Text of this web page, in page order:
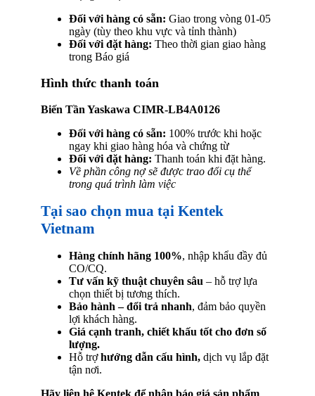
Đối với hàng có sẵn: Giao trong vòng 01-05
ngày (tùy theo khu vực và tỉnh thành)
Đối với đặt hàng: Theo thời gian giao hàng
trong Báo giá
Hình thức thanh toán
Biến Tần Yaskawa CIMR-LB4A0126
Đối với hàng có sẵn: 100% trước khi hoặc
ngay khi giao hàng hóa và chứng từ
Đối với đặt hàng: Thanh toán khi đặt hàng.
Về phần công nợ sẽ được trao đổi cụ thể
trong quá trình làm việc
Tại sao chọn mua tại Kentek
Vietnam
Hàng chính hãng 100%, nhập khẩu đầy đủ
CO/CQ.
Tư vấn kỹ thuật chuyên sâu – hỗ trợ lựa
chọn thiết bị tương thích.
Bảo hành – đổi trả nhanh, đảm bảo quyền
lợi khách hàng.
Giá cạnh tranh, chiết khấu tốt cho đơn số
lượng.
Hỗ trợhướng dẫn cấu hình, dịch vụ lắp đặt
tận nơi.